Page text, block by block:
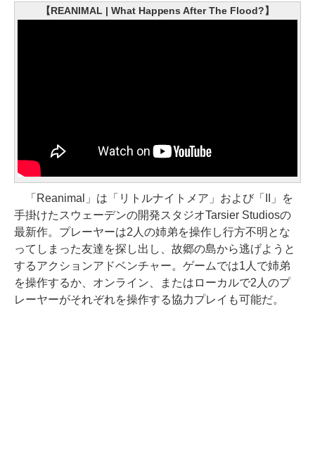
【REANIMAL | What Happens After The Flood?】
「Reanimal」は「リトルナイトメア」および「II」を
手掛けたスウェーデンの開発スタジオTarsier Studiosの
最新作。プレーヤーは2人の姉弟を操作し行方不明とな
ってしまった友達を探し出し、故郷の島から逃げようと
するアクションアドベンチャー。ゲームでは1人で姉弟
を操作するか、オンライン、またはローカルで2人のプ
レーヤーがそれぞれを操作する協力プレイも可能だ。